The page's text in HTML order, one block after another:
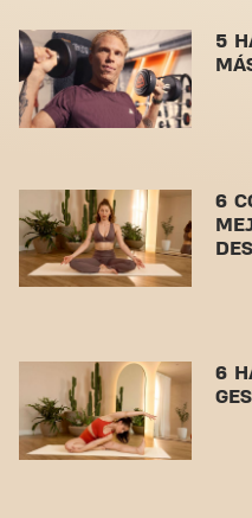
5
6
6